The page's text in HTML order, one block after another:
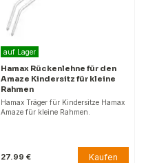
auf Lager
Hamax Rückenlehne für den
Amaze Kindersitz für kleine
Rahmen
Hamax Träger für Kindersitze Hamax
Amaze für kleine Rahmen.
27.99 € Kaufen